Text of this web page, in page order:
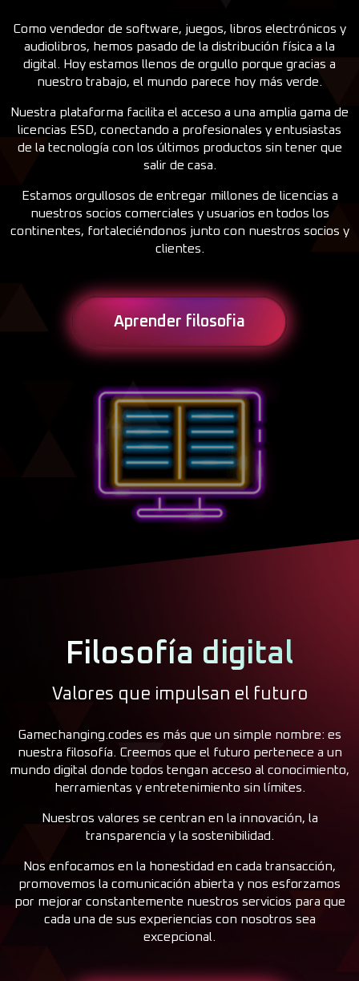
Como vendedor de software, juegos, libros electrónicos y
audiolibros, hemos pasado de la distribución física a la
digital. Hoy estamos llenos de orgullo porque gracias a
nuestro trabajo, el mundo parece hoy más verde.
Nuestra plataforma facilita el acceso a una amplia gama de
licencias ESD, conectando a profesionales y entusiastas
de la tecnología con los últimos productos sin tener que
salir de casa.
Estamos orgullosos de entregar millones de licencias a
nuestros socios comerciales y usuarios en todos los
continentes, fortaleciéndonos junto con nuestros socios y
clientes.
Aprender filosofia
Filosofía digital
Valores que impulsan el futuro
Gamechanging.codes es más que un simple nombre: es
nuestra filosofía. Creemos que el futuro pertenece a un
mundo digital donde todos tengan acceso al conocimiento,
herramientas y entretenimiento sin límites.
Nuestros valores se centran en la innovación, la
transparencia y la sostenibilidad.
Nos enfocamos en la honestidad en cada transacción,
promovemos la comunicación abierta y nos esforzamos
por mejorar constantemente nuestros servicios para que
cada una de sus experiencias con nosotros sea
excepcional.